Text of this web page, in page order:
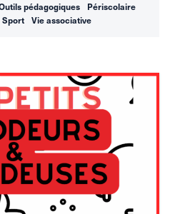
pédagogiques
Périscolaire
Sport Vie associative